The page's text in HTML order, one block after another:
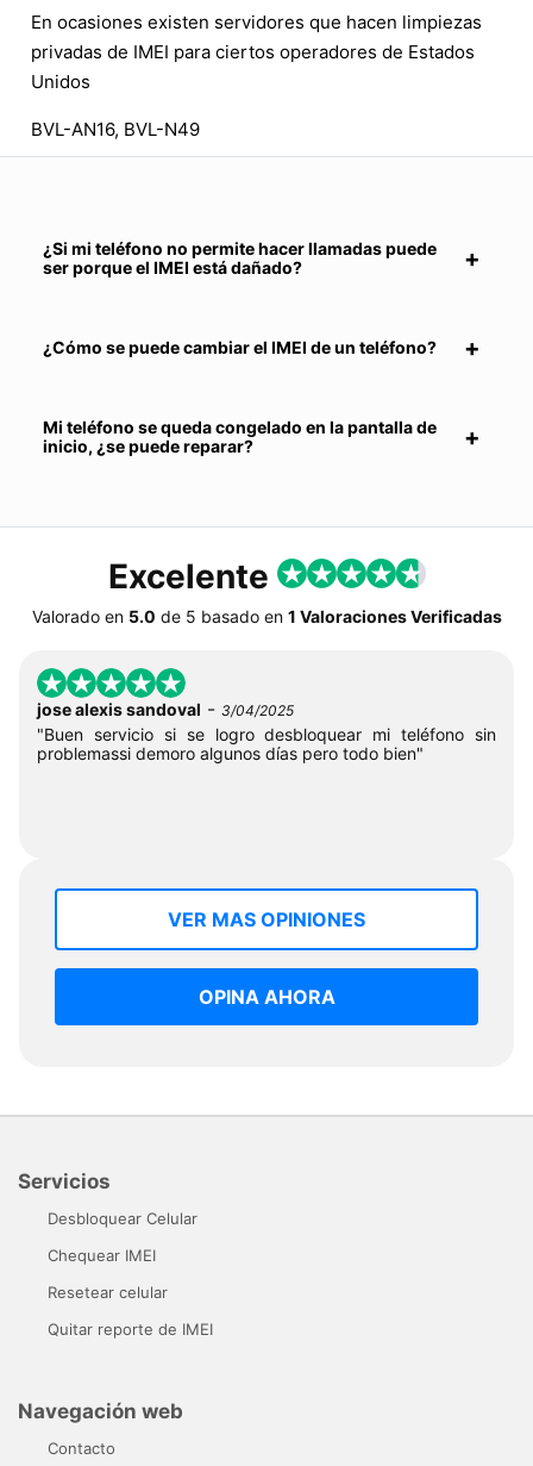
En ocasiones existen servidores que hacen limpiezas
privadas de IMEI para ciertos operadores de Estados
Unidos
BVL-AN16, BVL-N49
¿Si mi teléfono no permite hacer llamadas puede
ser porque el IMEI está dañado?
¿Cómo se puede cambiar el IMEI de un teléfono?
Mi teléfono se queda congelado en la pantalla de
inicio, ¿se puede reparar?
Excelente
Valorado en 5.0 de 5 basado en 1 Valoraciones Verificadas
jose alexis sandoval - 3/04/2025
"Buen servicio si se logro desbloquear mi teléfono sin
problemassi demoro algunos días pero todo bien"
VER MAS OPINIONES
OPINA AHORA
Servicios
Desbloquear Celular
Chequear IMEI
Resetear celular
Quitar reporte de IMEI
Navegación web
Contacto